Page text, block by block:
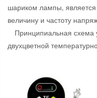
шариком лампы,
величину и частоту
Принципиальная схема
двухцветной